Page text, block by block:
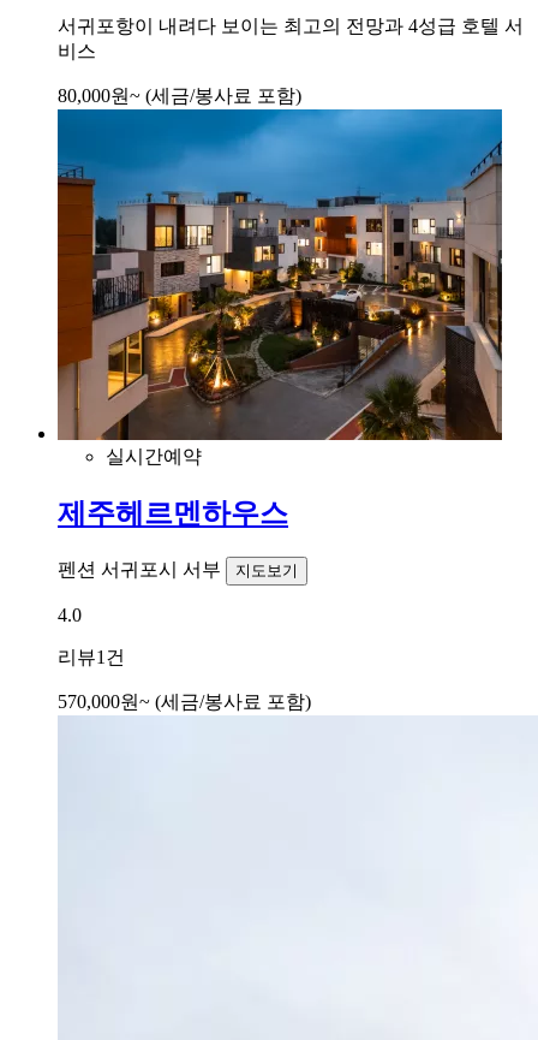
서귀포항이 내려다 보이는 최고의 전망과 4성급 호텔 서
비스
80,000원~ (세금/봉사료 포함)
실시간예약
제주헤르멘하우스
펜션 서귀포시 서부 지도보기
4.0
리뷰1건
570,000원~ (세금/봉사료 포함)